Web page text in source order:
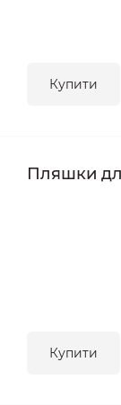
Купити
Пляшки
Купити